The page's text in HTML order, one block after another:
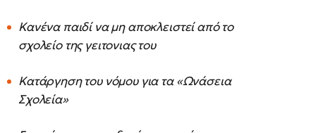
Κανένα παιδί να μη αποκλειστεί από το
σχολείο της γειτονιας του
Κατάργηση του νόμου για τα «Ωνάσεια
Σχολεία»